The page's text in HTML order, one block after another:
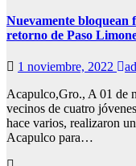
Nuevamente bloquean
retorno de Paso
1 noviembre, 2022
Acapulco,Gro., A 01 de
vecinos de cuatro
hace varios, realizaron
Acapulco para…